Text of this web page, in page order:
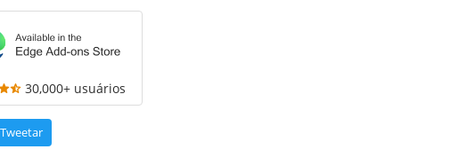
30,000+ usuários
Tweetar